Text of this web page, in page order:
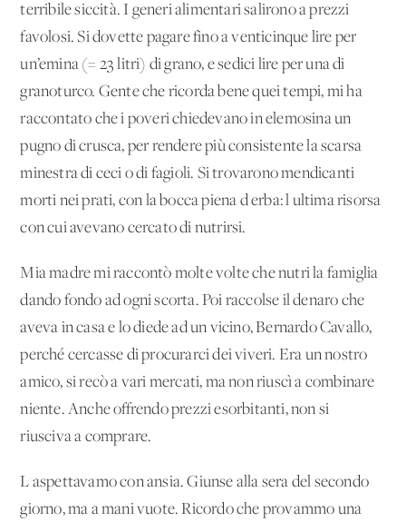
terribile siccità. I generi alimentari salirono a prezzi
favolosi. Si dovette pagare fino a venticinque lire per
un’emina (= 23 litri) di grano, e sedici lire per una di
granoturco. Gente che ricorda bene quei tempi, mi ha
raccontato che i poveri chiedevano in elemosina un
pugno di crusca, per rendere più consistente la scarsa
minestra di ceci o di fagioli. Si trovarono mendicanti
morti nei prati, con la bocca piena d'erba: l'ultima risorsa
con cui avevano cercato di nutrirsi.
Mia madre mi raccontò molte volte che nutri la famiglia
dando fondo ad ogni scorta. Poi raccolse il denaro che
aveva in casa e lo diede ad un vicino, Bernardo Cavallo,
perché cercasse di procurarci dei viveri. Era un nostro
amico, si recò a vari mercati, ma non riuscì a combinare
niente. Anche offrendo prezzi esorbitanti, non si
riusciva a comprare.
L'aspettavamo con ansia. Giunse alla sera del secondo
giorno, ma a mani vuote. Ricordo che provammo una